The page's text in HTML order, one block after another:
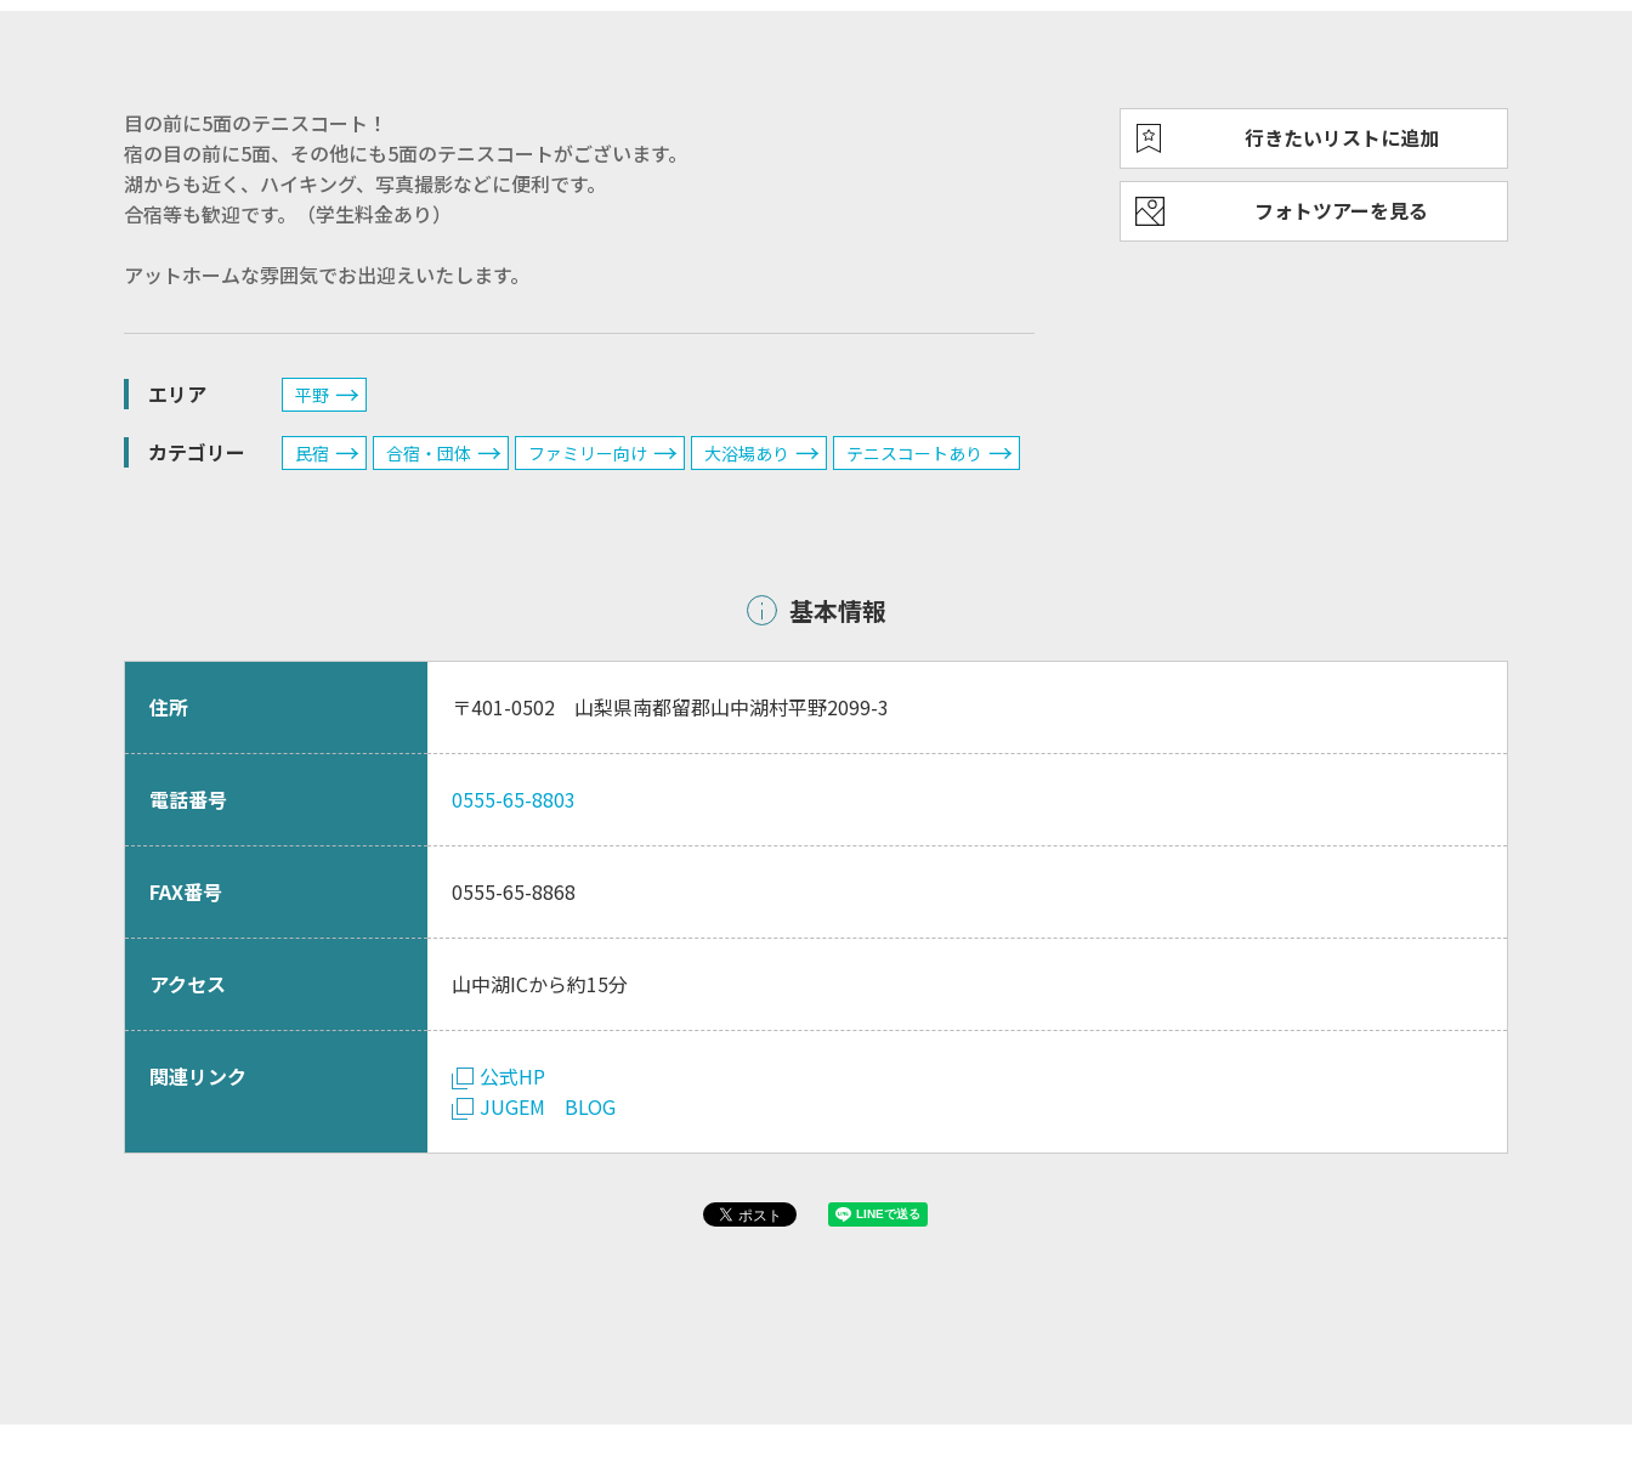
目の前に5面のテニスコート！
宿の目の前に5面、その他にも5面のテニスコートがございます。
湖からも近く、ハイキング、写真撮影などに便利です。
合宿等も歓迎です。（学生料金あり）
アットホームな雰囲気でお出迎えいたします。
エリア 平野
カテゴリー 民宿 合宿・団体 ファミリー向け 大浴場あり テニスコートあり
行きたいリストに追加
フォトツアーを見る
基本情報
住所 〒401-0502 山梨県南都留郡山中湖村平野2099-3
電話番号 0555-65-8803
FAX番号 0555-65-8868
アクセス 山中湖ICから約15分
関連リンク
公式HP
JUGEM BLOG